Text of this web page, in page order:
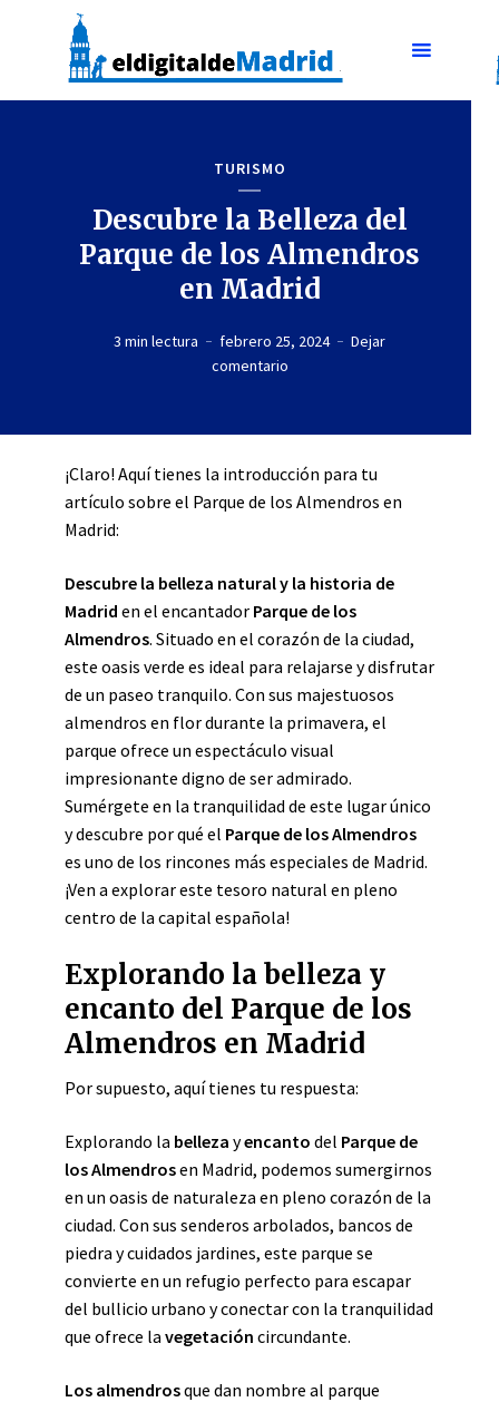
TURISMO
Descubre la Belleza del
Parque de los Almendros
en Madrid
3 min lectura febrero 25, 2024
Dejar
comentario
¡Claro! Aquí tienes la introducción para tu
artículo sobre el Parque de los Almendros en
Madrid:
Descubre la belleza natural y la historia de
Madrid en el encantador Parque de los
Almendros. Situado en el corazón de la ciudad,
este oasis verde es ideal para relajarse y disfrutar
de un paseo tranquilo. Con sus majestuosos
almendros en flor durante la primavera, el
parque ofrece un espectáculo visual
impresionante digno de ser admirado.
Sumérgete en la tranquilidad de este lugar único
y descubre por qué el Parque de los Almendros
es uno de los rincones más especiales de Madrid.
¡Ven a explorar este tesoro natural en pleno
centro de la capital española!
Explorando la belleza y
encanto del Parque de los
Almendros en Madrid
Por supuesto, aquí tienes tu respuesta:
Explorando la belleza yencanto del Parque de
los Almendrosen Madrid, podemos sumergirnos
en un oasis de naturaleza en pleno corazón de la
ciudad. Con sus senderos arbolados, bancos de
piedra y cuidados jardines, este parque se
convierte en un refugio perfecto para escapar
del bullicio urbano y conectar con la tranquilidad
que ofrece la vegetación circundante.
Los almendrosque dan nombre al parque